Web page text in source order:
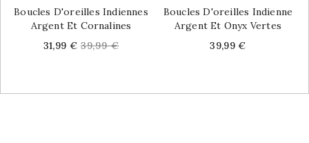
Boucles D'oreilles Indiennes
Argent Et Cornalines
Price
31,99 € Regular
39,99 €
Boucles D'oreilles Indienne
Argent Et Onyx Vertes
Price
39,99 €